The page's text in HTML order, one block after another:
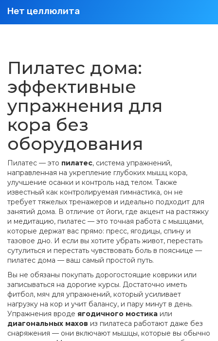
Нет целлюлита
Пилатес дома:
эффективные
упражнения для
кора без
оборудования
Пилатес — это пилатес, система упражнений,
направленная на укрепление глубоких мышц кора,
улучшение осанки и контроль над телом. Также
известный как контролируемая гимнастика, он не
требует тяжелых тренажеров и идеально подходит для
занятий дома. В отличие от йоги, где акцент на растяжку
и медитацию, пилатес — это точная работа с мышцами,
которые держат вас прямо: пресс, ягодицы, спину и
тазовое дно. И если вы хотите убрать живот, перестать
сутулиться и перестать чувствовать боль в пояснице —
пилатес дома — ваш самый простой путь.
Вы не обязаны покупать дорогостоящие коврики или
записываться на дорогие курсы. Достаточно иметь
фитбол, мяч для упражнений, который усиливает
нагрузку на кор и учит балансу, и пару минут в день.
Упражнения вроде ягодичного мостика или
диагональных махов из пилатеса работают даже без
снаряжения — они включают мышцы, которые вы обычно